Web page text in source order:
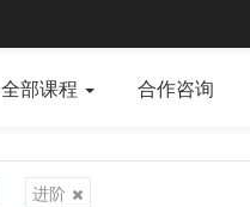
全部课程 合作咨询
进阶